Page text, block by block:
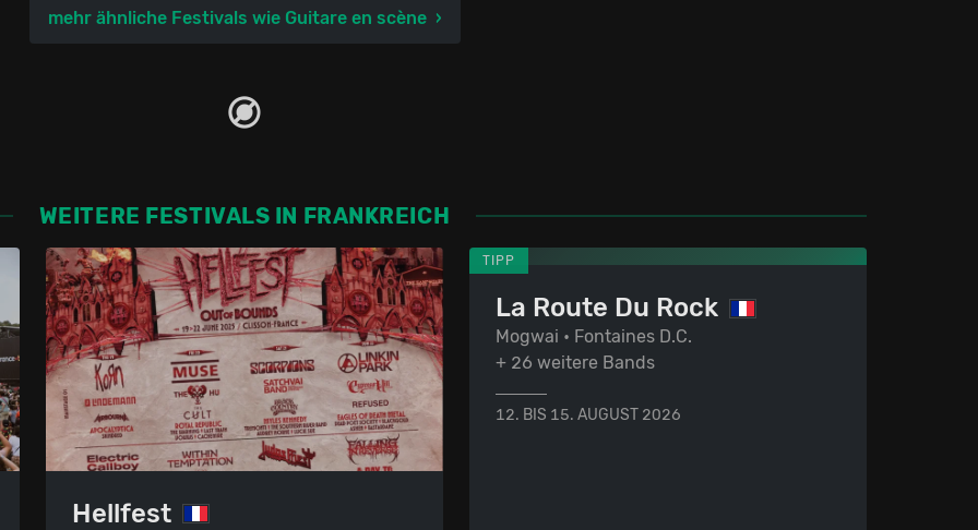
mehr ähnliche Festivals wie Guitare en scène
WEITERE FESTIVALS IN FRANKREICH
Hellfest
TIPP
La Route Du Rock
Mogwai • Fontaines D.C.
+ 26 weitere Bands
12. BIS 15. AUGUST 2026